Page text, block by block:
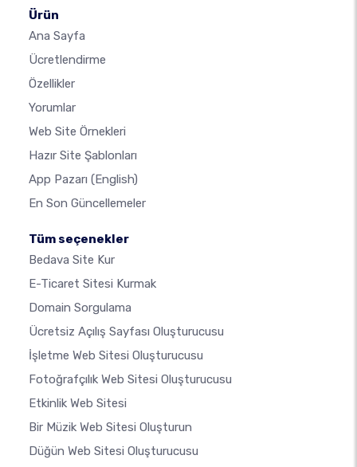
Ürün
Ana Sayfa
Ücretlendirme
Özellikler
Yorumlar
Web Site Örnekleri
Hazır Site Şablonları
App Pazarı (English)
En Son Güncellemeler
Tüm seçenekler
Bedava Site Kur
E-Ticaret Sitesi Kurmak
Domain Sorgulama
Ücretsiz Açılış Sayfası Oluşturucusu
İşletme Web Sitesi Oluşturucusu
Fotoğrafçılık Web Sitesi Oluşturucusu
Etkinlik Web Sitesi
Bir Müzik Web Sitesi Oluşturun
Düğün Web Sitesi Oluşturucusu